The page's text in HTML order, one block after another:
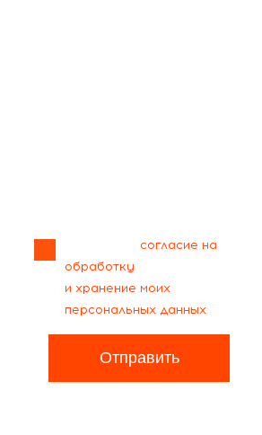
согласие на
обработку
и хранение моих
персональных данных
Отправить